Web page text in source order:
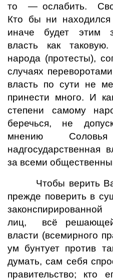
то — ослабить.
Кто бы ни
иначе будет этим
власть как
народа (протесты),
случаях
власть по сути не
принести много. И
степени самому
беречься, не
мнению
надгосударственная
за всеми
Чтобы верить
прежде поверить в
лиц, всё решающей
власти (всемирного
ум бунтует против
думать, сам себя
правительство; кто